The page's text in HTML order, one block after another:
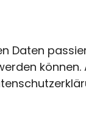
Daten
können.